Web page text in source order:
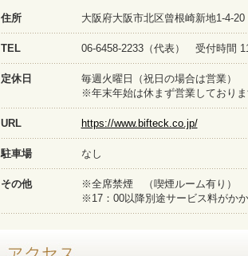
住所 大阪府大阪市北区曾根崎新地1-4-
TEL 06-6458-2233（代表） 受付時間
定休日
毎週火曜日（祝日の場合は営業）
※年末年始は休まず営業しており
URL https://www.bifteck.co.jp/
駐車場 なし
その他
※全席禁煙 （喫煙ルーム有り）
※17：00以降別途サービス料がかか